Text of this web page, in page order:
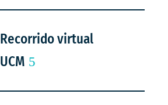
Recorrido virtual
UCM